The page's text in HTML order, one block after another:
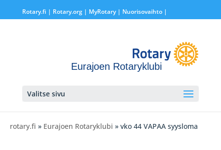
Rotary.fi | Rotary.org| MyRotary | Nuorisovaihto|
Eurajoen Rotaryklubi
Valitse sivu
rotary.fi » Eurajoen Rotaryklubi » vko 44 VAPAA syysloma